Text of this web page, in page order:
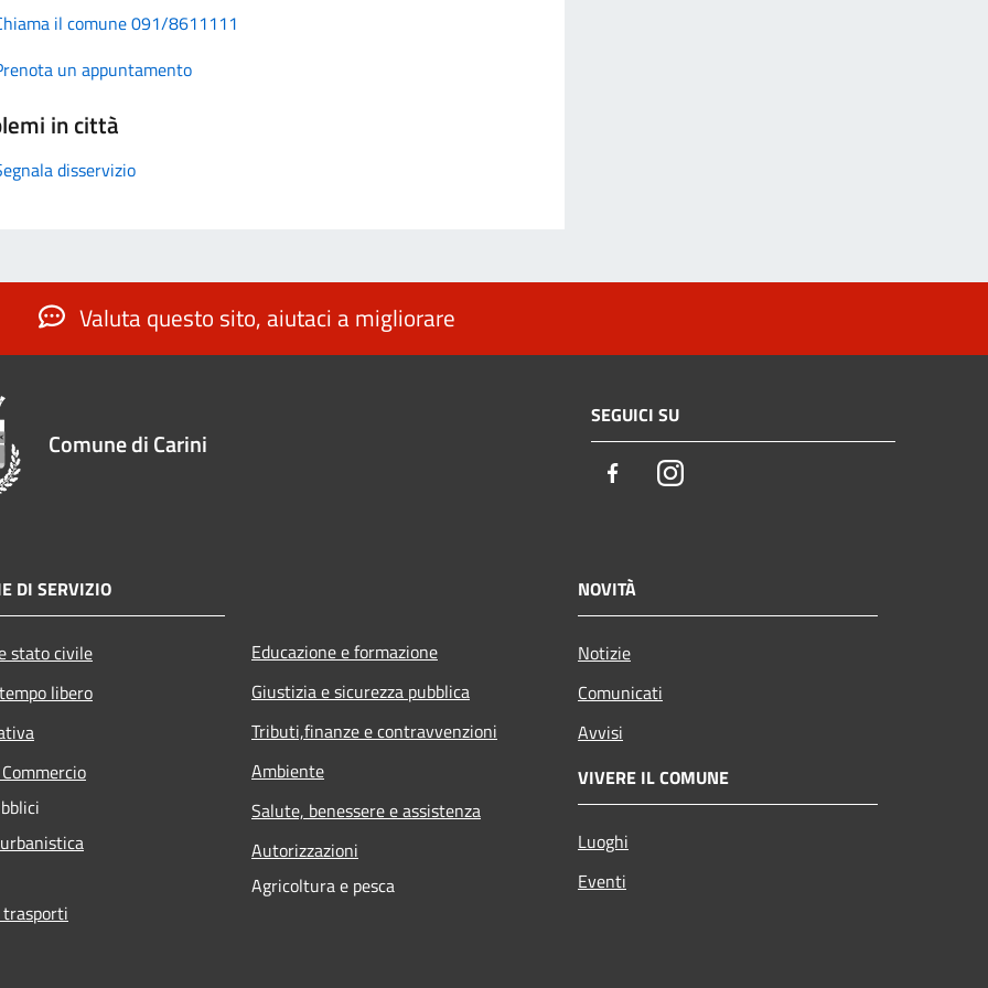
il comune 091/8611111
un appuntamento
in città
disservizio
Valuta questo sito, aiutaci a migliorare
Comune di Carini
SEGUICI SU
FacebookInstagram
DI SERVIZIO
stato civile
libero
Educazione e formazione
Giustizia e sicurezza pubblica
Tributi,finanze e contravvenzioni
Ambiente
Salute, benessere e assistenza
Autorizzazioni
Agricoltura e pesca
NOVITÀ
Notizie
Comunicati
Avvisi
VIVERE IL COMUNE
Luoghi
Eventi